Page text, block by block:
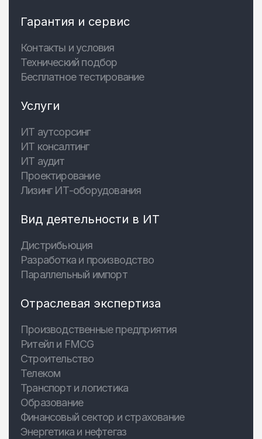
Гарантия и сервис
Контакты и условия
Технический подбор
Бесплатное тестирование
Услуги
ИТ аутсорсинг
ИТ консалтинг
ИТ аудит
Проектирование
Лизинг ИТ-оборудования
Вид деятельности в ИТ
Дистрибьюция
Разработка и производство
Параллельный импорт
Отраслевая экспертиза
Производственные предприятия
Ритейл и FMCG
Строительство
Телеком
Транспорт и логистика
Образование
Финансовый сектор и страхование
Энергетика и нефтегаз